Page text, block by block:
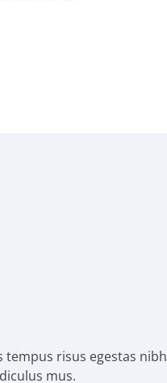
risus egestas nibh
mus.